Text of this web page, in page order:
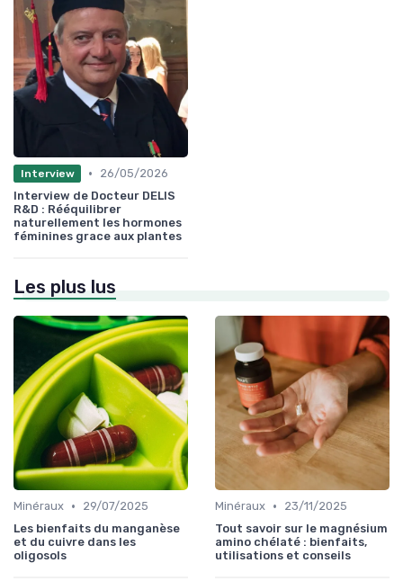
Interview •
26/05/2026
Interview de Docteur DELIS
R&D : Rééquilibrer
naturellement les hormones
féminines grace aux plantes
Les plus lus
Minéraux •
29/07/2025
Les bienfaits du manganèse
et du cuivre dans les
oligosols
Minéraux •
23/11/2025
Tout savoir sur le magnésium
amino chélaté : bienfaits,
utilisations et conseils